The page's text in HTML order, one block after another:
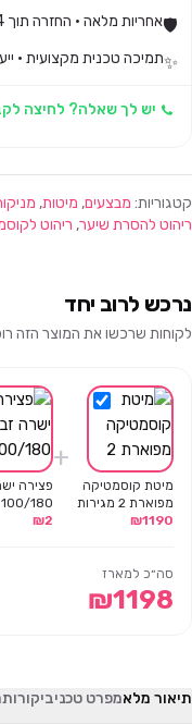
🛡️אחריות מלאה · החזרה תוך 14 יום לפי חוק הגנת הצרכן
✨תמיכה טכנית מקצועית ·
יש לך שאלה? לחיצה
קטגוריות: מבצעים, מיטות,
ריהוט להסרת שיער, ריהוט
נרכש לרוב יחד
לקוחות שרכשו את המוצר הזה
מיטת קוסמטיקה
מפוארת 2 מגירות
– לבן/שחור
₪1190
+
פצירה
100/180
₪2
סה״כ למארז
₪1198
תיאור מלאמפרט טכניביקורות